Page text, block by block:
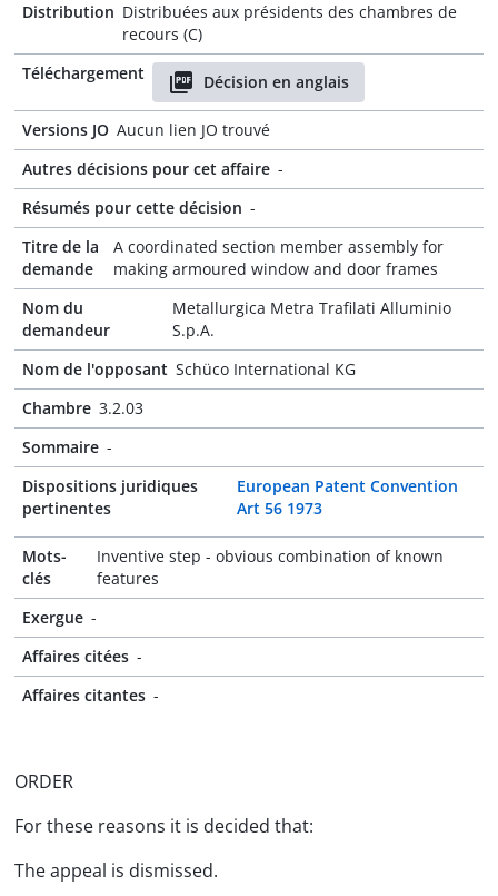
Distribution Distribuées aux présidents des chambres de
recours (C)
Téléchargement
Décision en anglais
Versions JO Aucun lien JO trouvé
Autres décisions pour cet affaire -
Résumés pour cette décision -
Titre de la
demande
A coordinated section member assembly for
making armoured window and door frames
Nom du
demandeur
Metallurgica Metra Trafilati Alluminio
S.p.A.
Nom de l'opposant Schüco International KG
Chambre 3.2.03
Sommaire -
Dispositions juridiques
pertinentes
European Patent Convention
Art 56 1973
Mots-
clés
Inventive step - obvious combination of known
features
Exergue -
Affaires citées -
Affaires citantes -
ORDER
For these reasons it is decided that:
The appeal is dismissed.